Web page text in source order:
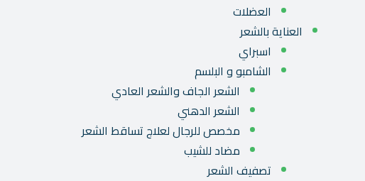
العضلات
العناية بالشعر
اسبراي
الشامبو و البلسم
الشعر الجاف والشعر العادي
الشعر الدهني
مخصص للرجال لعلاج تساقط الشعر
مضاد للشيب
تصفيف الشعر